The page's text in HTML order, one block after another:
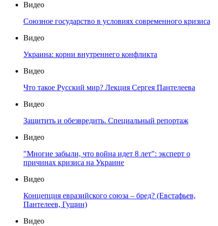
Видео
Союзное государство в условиях современного кризиса
Видео
Украина: корни внутреннего конфликта
Видео
Что такое Русский мир? Лекция Сергея Пантелеева
Видео
Защитить и обезвредить. Специальный репортаж
Видео
"Многие забыли, что война идет 8 лет": эксперт о
причинах кризиса на Украине
Видео
Концепция евразийского союза – бред? (Евстафьев,
Пантелеев, Гущин)
Видео